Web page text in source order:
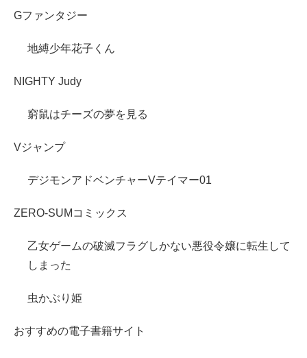
Gファンタジー
地縛少年花子くん
NIGHTY Judy
窮鼠はチーズの夢を見る
Vジャンプ
デジモンアドベンチャーVテイマー01
ZERO-SUMコミックス
乙女ゲームの破滅フラグしかない悪役令嬢に転生して
しまった
虫かぶり姫
おすすめの電子書籍サイト